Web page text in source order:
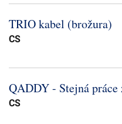
TRIO kabel (brožura)
CS
QADDY -​ Stejná
CS